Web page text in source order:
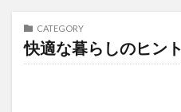
CATEGORY
快適な暮らしのヒント